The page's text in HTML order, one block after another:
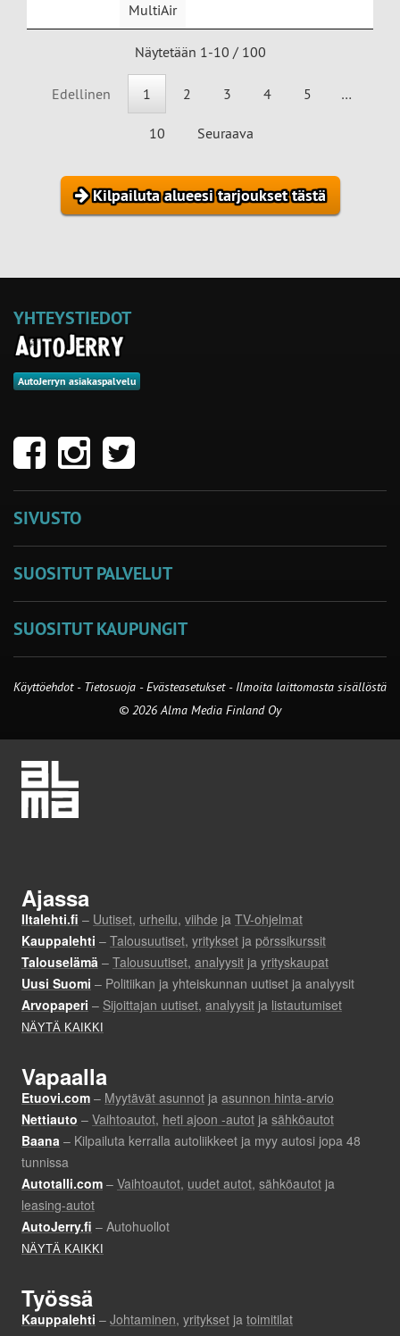
MultiAir
Näytetään 1-10 / 100
Edellinen 1 2 3 4 5 …
10 Seuraava
Kilpailuta alueesi tarjoukset tästä
YHTEYSTIEDOT
AutoJerryn asiakaspalvelu
SIVUSTO
SUOSITUT PALVELUT
SUOSITUT KAUPUNGIT
Käyttöehdot - Tietosuoja -Evästeasetukset- Ilmoita laittomasta sisällöstä
© 2026 Alma Media Finland Oy